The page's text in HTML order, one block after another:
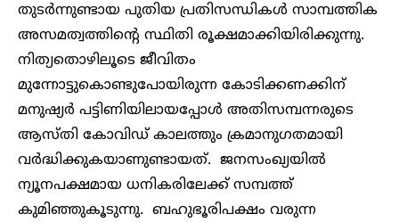
തുടർന്നുണ്ടായ പുതിയ പ്രതിസന്ധികൾ സാമ്പത്തിക
അസമത്വത്തിന്റെ സ്ഥിതി രൂക്ഷമാക്കിയിരിക്കുന്നു.
നിത്യതൊഴിലൂടെ ജീവിതം
മുന്നോട്ടുകൊണ്ടുപോയിരുന്ന കോടിക്കണക്കിന്
മനുഷ്യർ പട്ടിണിയിലായപ്പോൾ അതിസമ്പന്നരുടെ
ആസ്തി കോവിഡ് കാലത്തും ക്രമാനുഗതമായി
വർദ്ധിക്കുകയാണുണ്ടായത്. ജനസംഖ്യയിൽ
ന്യൂനപക്ഷമായ ധനികരിലേക്ക് സമ്പത്ത്
കുമിഞ്ഞുകൂടുന്നു. ബഹുഭൂരിപക്ഷം വരുന്ന